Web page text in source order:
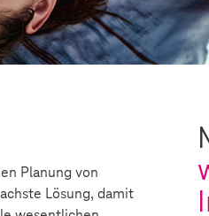
Planung von
Lösung, damit